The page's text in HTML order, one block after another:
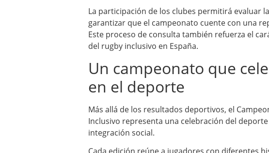
La participación de los clubes permitirá evaluar
garantizar que el campeonato cuente con una
Este proceso de consulta también refuerza el
del rugby inclusivo en España.
Un campeonato que
en el deporte
Más allá de los resultados deportivos, el
Inclusivo representa una celebración del
integración social.